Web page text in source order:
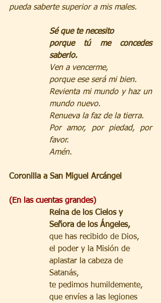
pueda saberte superior a mis males.
Sé que te necesito
porque tú me concedes
saberlo.
Ven a vencerme,
porque ese será mi bien.
Revienta mi mundo y haz un
mundo nuevo.
Renueva la faz de la tierra.
Por amor, por piedad, por
favor.
Amén.
Coronilla a San Miguel Arcángel
(En las cuentas grandes)
Reina de los Cielos y
Señora de los Ángeles,
que has recibido de Dios,
el poder y la Misión de
aplastar la cabeza de
Satanás,
te pedimos humildemente,
que envíes a las legiones